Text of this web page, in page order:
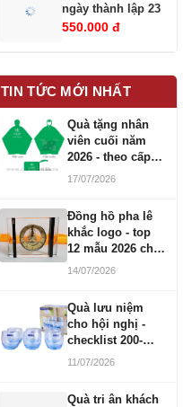
ngày thành lập 23
550.000 đ
TIN TỨC MỚI NHẤT
Quà tặng nhân
viên cuối năm
2026 - theo cấp
bậc CBNV
17/07/2026
Đồng hồ pha lê
khắc logo - top
12 mẫu 2026 cho
doanh nghiệp
14/07/2026
Quà lưu niệm
cho hội nghị -
checklist 200-
1000 người
11/07/2026
Quà tri ân khách